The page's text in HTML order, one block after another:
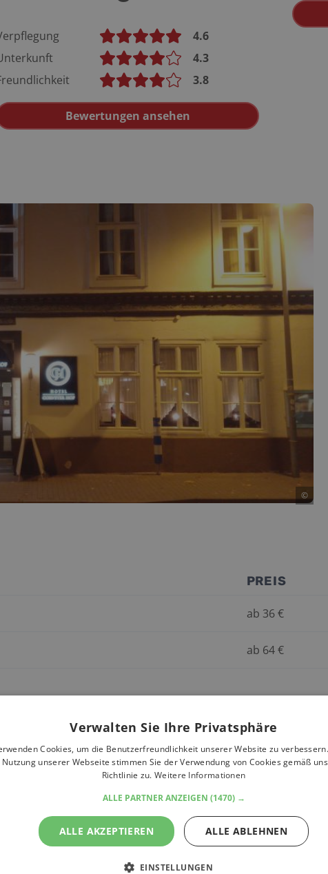
4.6
4.3
3.8
Bewertungen ansehen
©
PREIS
ab 36 €
ab 64 €
Verwalten Sie Ihre Privatsphäre
Cookies, um die Benutzerfreundlichkeit unserer Website zu
unserer Webseite stimmen Sie der Verwendung von Cookies gemäß
Richtlinie zu.Weitere Informationen
ALLE PARTNER ANZEIGEN (1470) →
ALLE AKZEPTIEREN ALLE ABLEHNEN
EINSTELLUNGEN